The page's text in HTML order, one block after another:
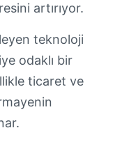
artırıyor.
teknoloji
odaklı bir
ticaret ve